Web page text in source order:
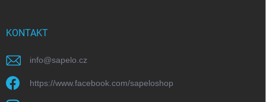
KONTAKT
info@sapelo.cz
https://www.facebook.com/sapeloshop